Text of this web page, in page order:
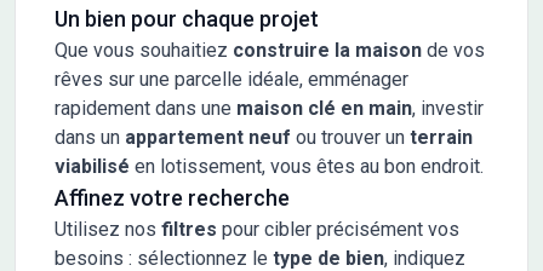
Un bien pour chaque projet
Que vous souhaitiez construire la maison de vos
rêves sur une parcelle idéale, emménager
rapidement dans une maison clé en main, investir
dans un appartement neuf ou trouver un terrain
viabilisé en lotissement, vous êtes au bon endroit.
Affinez votre recherche
Utilisez nos filtres pour cibler précisément vos
besoins : sélectionnez le type de bien, indiquez